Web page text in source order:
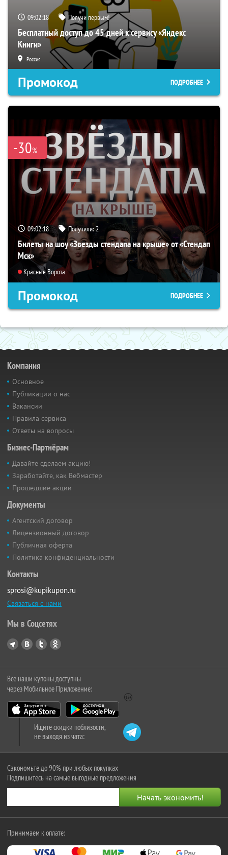
09:02:16 Получи первым!
Бесплатный доступ до 45 дней к сервису «Яндекс
Книги»
Россия
Промокод ПОДРОБНЕЕ
-30%
09:02:16 Получили:2
Билеты на шоу «Звезды стендапа на крыше» от «Стендап
Мск»
Красные Ворота
Промокод ПОДРОБНЕЕ
Компания
Основное
Публикации о нас
Вакансии
Правила сервиса
Ответы на вопросы
Бизнес-Партнёрам
Давайте сделаем акцию!
Заработайте, как Вебмастер
Прошедшие акции
Документы
Агентский договор
Лицензионный договор
Публичная оферта
Политика конфиденциальности
Контакты
sprosi@kupikupon.ru
Связаться с нами
Мы в Соцсетях
Все наши купоны доступны
через Мобильное Приложение:
Ищите скидки поблизости,
не выходя из чата:
Сэкономьте до 90% при любых покупках
Подпишитесь на самые выгодные предложения
Принимаем к оплате: